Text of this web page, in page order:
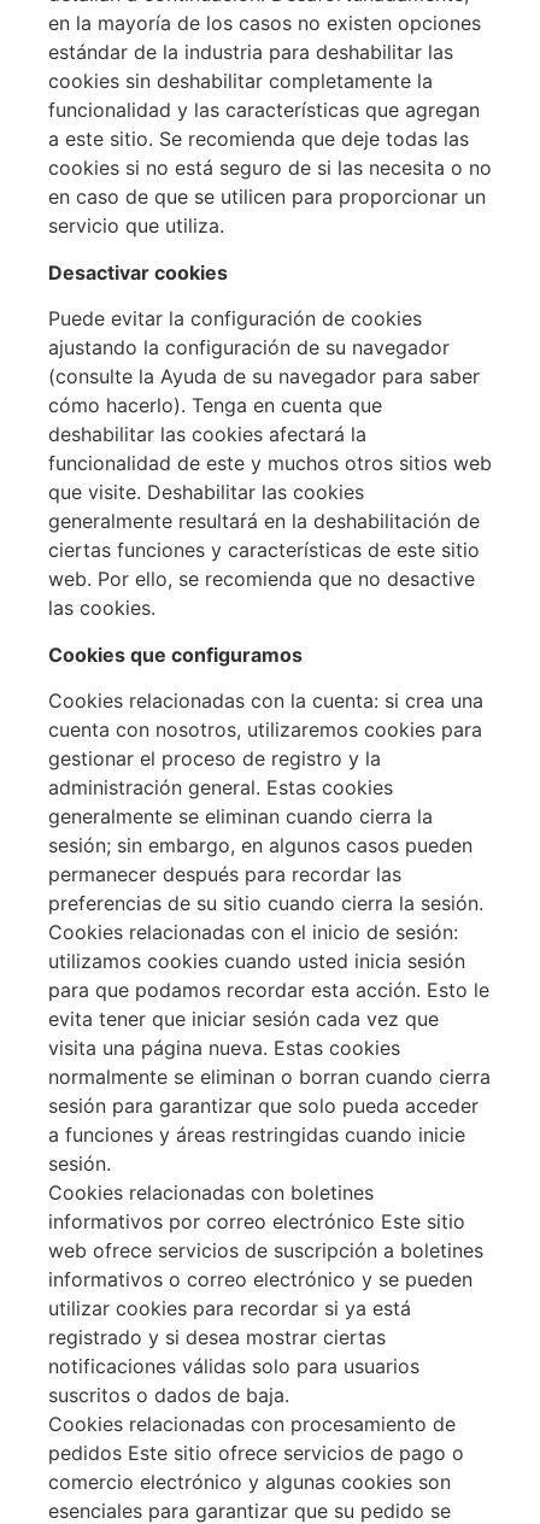
en la mayoría de los casos no existen opciones
estándar de la industria para deshabilitar las
cookies sin deshabilitar completamente la
funcionalidad y las características que agregan
a este sitio. Se recomienda que deje todas las
cookies si no está seguro de si las necesita o no
en caso de que se utilicen para proporcionar un
servicio que utiliza.
Desactivar cookies
Puede evitar la configuración de cookies
ajustando la configuración de su navegador
(consulte la Ayuda de su navegador para saber
cómo hacerlo). Tenga en cuenta que
deshabilitar las cookies afectará la
funcionalidad de este y muchos otros sitios web
que visite. Deshabilitar las cookies
generalmente resultará en la deshabilitación de
ciertas funciones y características de este sitio
web. Por ello, se recomienda que no desactive
las cookies.
Cookies que configuramos
Cookies relacionadas con la cuenta: si crea una
cuenta con nosotros, utilizaremos cookies para
gestionar el proceso de registro y la
administración general. Estas cookies
generalmente se eliminan cuando cierra la
sesión; sin embargo, en algunos casos pueden
permanecer después para recordar las
preferencias de su sitio cuando cierra la sesión.
Cookies relacionadas con el inicio de sesión:
utilizamos cookies cuando usted inicia sesión
para que podamos recordar esta acción. Esto le
evita tener que iniciar sesión cada vez que
visita una página nueva. Estas cookies
normalmente se eliminan o borran cuando cierra
sesión para garantizar que solo pueda acceder
a funciones y áreas restringidas cuando inicie
sesión.
Cookies relacionadas con boletines
informativos por correo electrónico Este sitio
web ofrece servicios de suscripción a boletines
informativos o correo electrónico y se pueden
utilizar cookies para recordar si ya está
registrado y si desea mostrar ciertas
notificaciones válidas solo para usuarios
suscritos o dados de baja.
Cookies relacionadas con procesamiento de
pedidos Este sitio ofrece servicios de pago o
comercio electrónico y algunas cookies son
esenciales para garantizar que su pedido se